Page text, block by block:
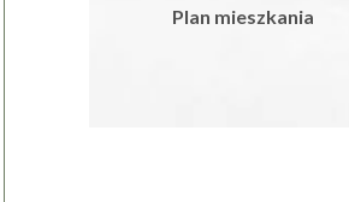
Plan mieszkania